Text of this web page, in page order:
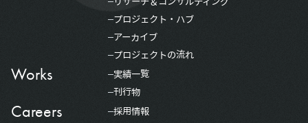
プロジェクト・ハブ
アーカイブ
プロジェクトの流れ
Works
実績一覧
刊行物
Careers 採用情報